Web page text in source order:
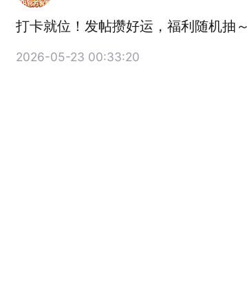
打卡就位！发帖攒好运，福利随机抽
2026-05-23 00:33:20